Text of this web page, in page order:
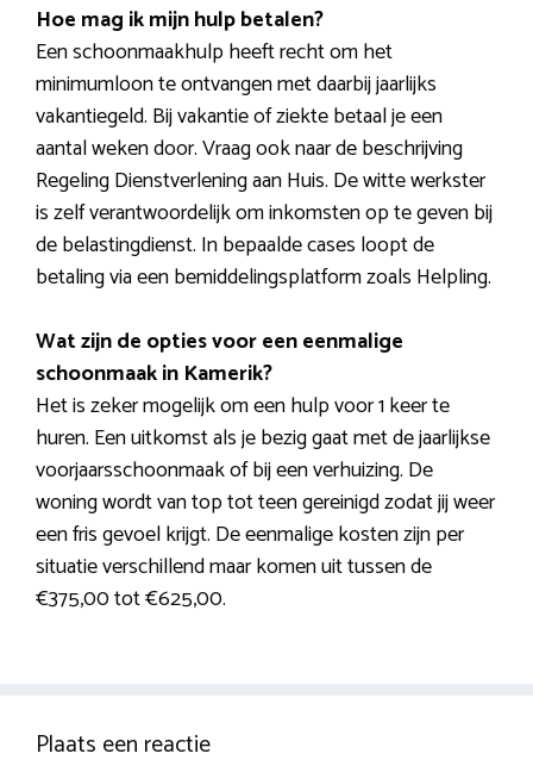
Hoe mag ik mijn hulp betalen?
Een schoonmaakhulp heeft recht om het
minimumloon te ontvangen met daarbij jaarlijks
vakantiegeld. Bij vakantie of ziekte betaal je een
aantal weken door. Vraag ook naar de beschrijving
Regeling Dienstverlening aan Huis. De witte werkster
is zelf verantwoordelijk om inkomsten op te geven bij
de belastingdienst. In bepaalde cases loopt de
betaling via een bemiddelingsplatform zoals Helpling.
Wat zijn de opties voor een eenmalige
schoonmaak in Kamerik?
Het is zeker mogelijk om een hulp voor 1 keer te
huren. Een uitkomst als je bezig gaat met de jaarlijkse
voorjaarsschoonmaak of bij een verhuizing. De
woning wordt van top tot teen gereinigd zodat jij weer
een fris gevoel krijgt. De eenmalige kosten zijn per
situatie verschillend maar komen uit tussen de
€375,00 tot €625,00.
Plaats een reactie